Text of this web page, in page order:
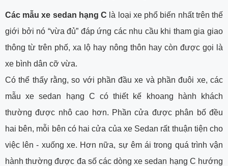
Các mẫu xe sedan hạng C là loại xe phổ biến nhất trên thế
giới bởi nó “vừa đủ” đáp ứng các nhu cầu khi tham gia giao
thông từ trên phố, xa lộ hay nông thôn hay còn được gọi là
xe bình dân cỡ vừa.
Có thể thấy rằng, so với phần đầu xe và phần đuôi xe, các
mẫu xe sedan hạng C có thiết kế khoang hành khách
thường được nhô cao hơn. Phần cửa được phân bố đều
hai bên, mỗi bên có hai cửa của xe Sedan rất thuận tiện cho
việc lên - xuống xe. Hơn nữa, sự êm ái trong quá trình vận
hành thường được đa số các dòng xe sedan hạng C hướng